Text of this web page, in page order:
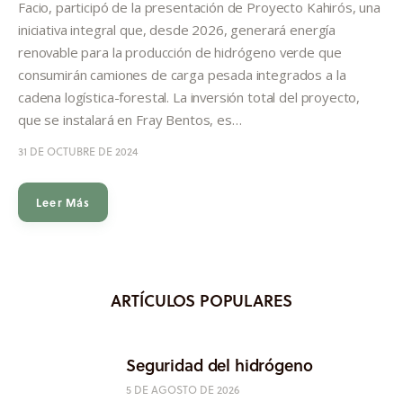
Facio, participó de la presentación de Proyecto Kahirós, una
iniciativa integral que, desde 2026, generará energía
renovable para la producción de hidrógeno verde que
consumirán camiones de carga pesada integrados a la
cadena logística-forestal. La inversión total del proyecto,
que se instalará en Fray Bentos, es…
31 DE OCTUBRE DE 2024
Leer Más
ARTÍCULOS POPULARES
Seguridad del hidrógeno
5 DE AGOSTO DE 2026